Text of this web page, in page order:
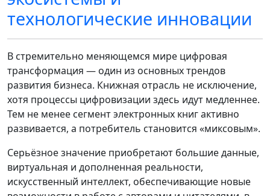
технологические инновации
В стремительно меняющемся мире цифровая
трансформация — один из основных трендов
развития бизнеса. Книжная отрасль не исключение,
хотя процессы цифровизации здесь идут медленнее.
Тем не менее сегмент электронных книг активно
развивается, а потребитель становится «миксовым».
Серьёзное значение приобретают большие данные,
виртуальная и дополненная реальности,
искусственный интеллект, обеспечивающие новые